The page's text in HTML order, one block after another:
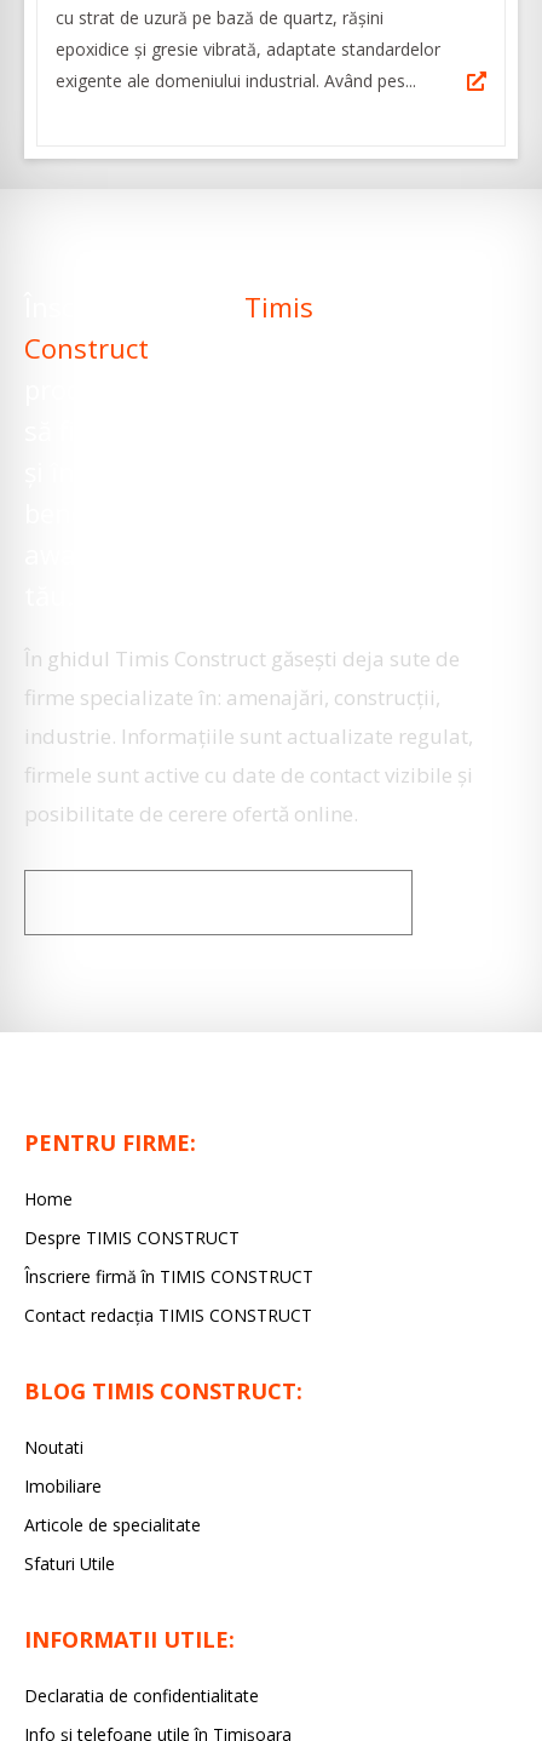
cu strat de uzură pe bază de quartz, rășini
epoxidice și gresie vibrată, adaptate standardelor
exigente ale domeniului industrial. Având pes...
Timis
Construct
În ghidul Timis Construct găseşti deja sute de
firme specializate în: amenajări, construcţii,
industrie. Informaţiile sunt actualizate regulat,
firmele sunt active cu date de contact vizibile şi
posibilitate de cerere ofertă online.
PENTRU FIRME:
Home
Despre TIMIS CONSTRUCT
Înscriere firmă în TIMIS CONSTRUCT
Contact redacția TIMIS CONSTRUCT
BLOG TIMIS CONSTRUCT:
Noutati
Imobiliare
Articole de specialitate
Sfaturi Utile
INFORMATII UTILE:
Declaratia de confidentialitate
Info și telefoane utile în Timișoara